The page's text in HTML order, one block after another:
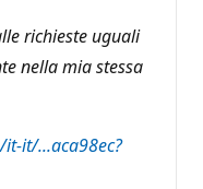
richieste uguali
nella mia stessa
it/...aca98ec?